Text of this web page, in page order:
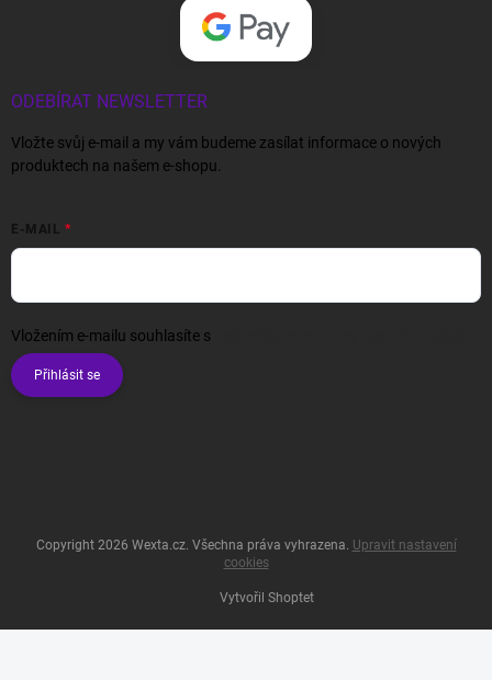
ODEBÍRAT NEWSLETTER
Vložte svůj e-mail a my vám budeme zasílat informace o nových
produktech na našem e-shopu.
E-MAIL
Vložením e-mailu souhlasíte s
Přihlásit se
Vytvořil Shoptet
Copyright 2026 Wexta.cz. Všechna práva vyhrazena. Upravit nastavení
cookies